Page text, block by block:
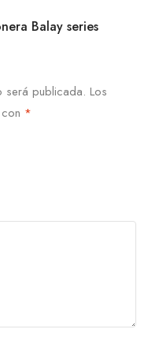
Balay series
será publicada. Los
*